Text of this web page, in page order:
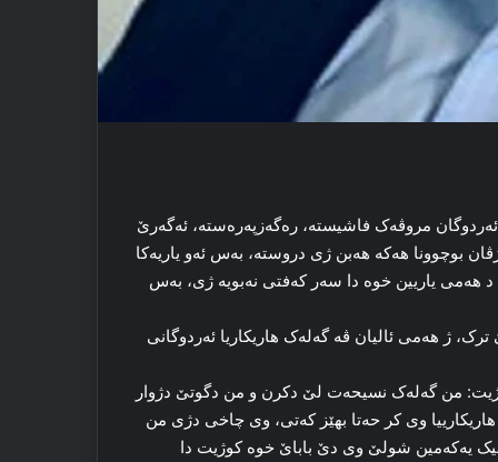
مروڤەک فاشیستە، رەگەزپەرەستە، ئەگەرێ
بوچوونا هەکە هەبن ژی دروستە، بەس ئەو یاریەکا
یاریین خوە دا سەر کەفتی نەبویە ژی، بەس
ژ هەمی ئالیان ڤە گەلەک هاریکاریا ئەردوگانی
من گەلەک نسیحەت لێ دکرن و من دگوتێ دژوار
وی کر حەتا بهێز کەتی، وی چاخی دژی من
یەکەمین شولێ وی دێ باباێ خوە کوژیت دا